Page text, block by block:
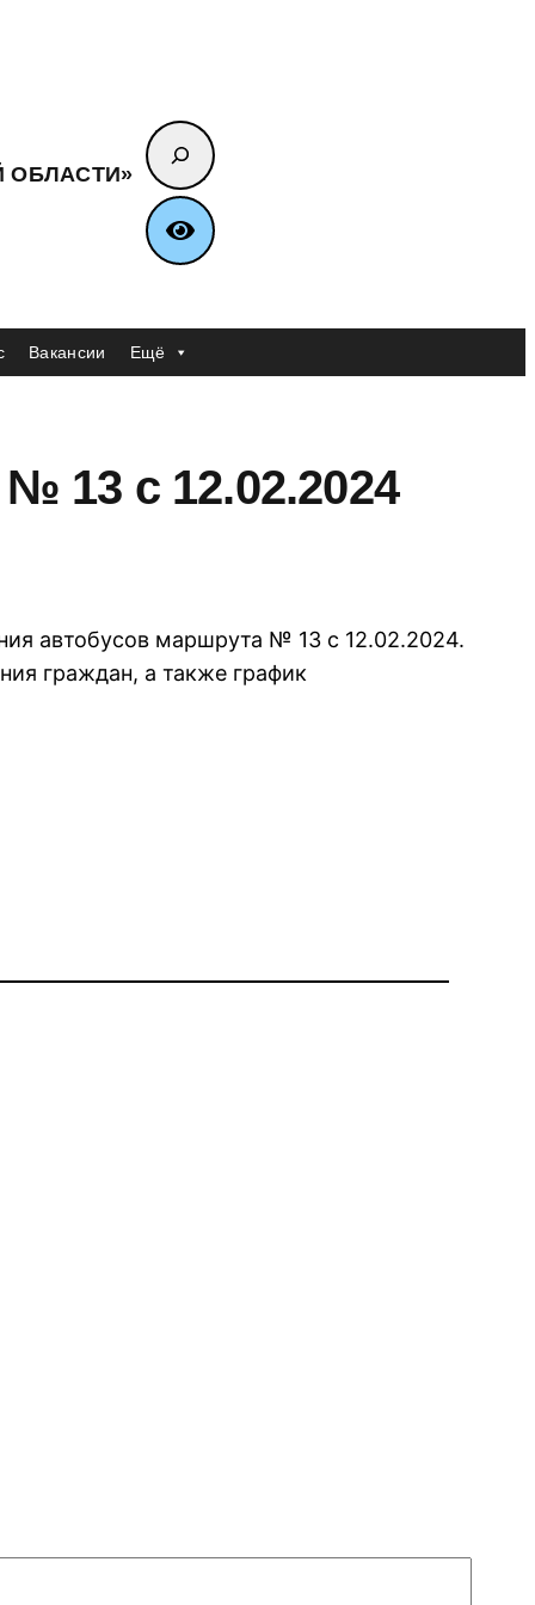
ОБЛАСТИ»
Поиск
Вакансии Ещё
13 с 12.02.2024
автобусов маршрута № 13 с 12.02.2024.
граждан, а также график